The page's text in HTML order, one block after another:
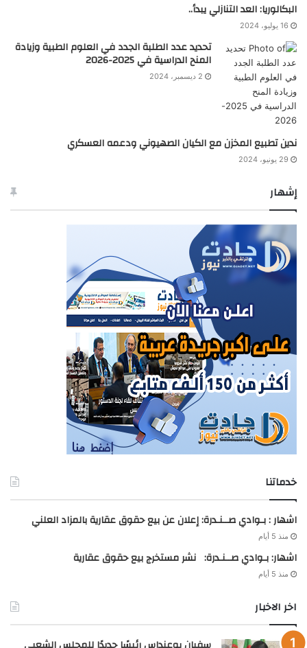
البكالوريا: العد التنازلي يبدأ..
16 يوليو، 2024
تحديد عدد الطلبة الجدد في العلوم الطبية وزيادة
المنح الدراسية في 2025-2026
2 ديسمبر، 2024
ندين تطبيع المخزن مع الكيان الصهيوني ودعمه العسكري
29 يونيو، 2024
إشهار
خدماتنا
اشهار : بـوادي صــنـدرة: إعلان عن بيع حقوق عقارية بالمزاد العلني
منذ 5 أيام
اشهار: بـوادي صــنـدرة: نشر مستخرج بيع حقوق عقارية
منذ 5 أيام
اخر الاخبار